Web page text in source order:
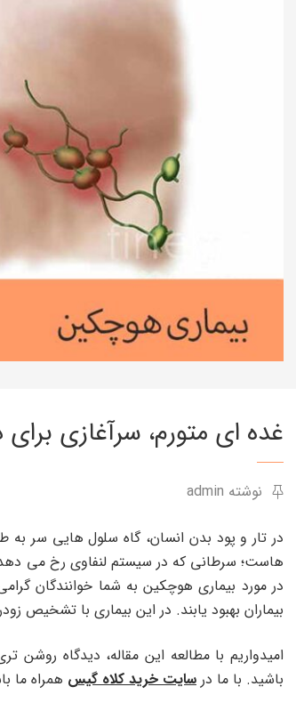
غده ای متورم، سرآغازی
نوشته admin
در تار و پود بدن انسان، گاه سلول هایی سر
هاست؛ سرطانی که در سیستم لنفاوی رخ می دهد
در مورد بیماری هوچکین به شما خوانندگان
بیماران بهبود یابند. در این بیماری با تشخیص
امیدواریم با مطالعه این مقاله، دیدگاه
باشید. با ما در سایت خرید کلاه گیس همراه ما